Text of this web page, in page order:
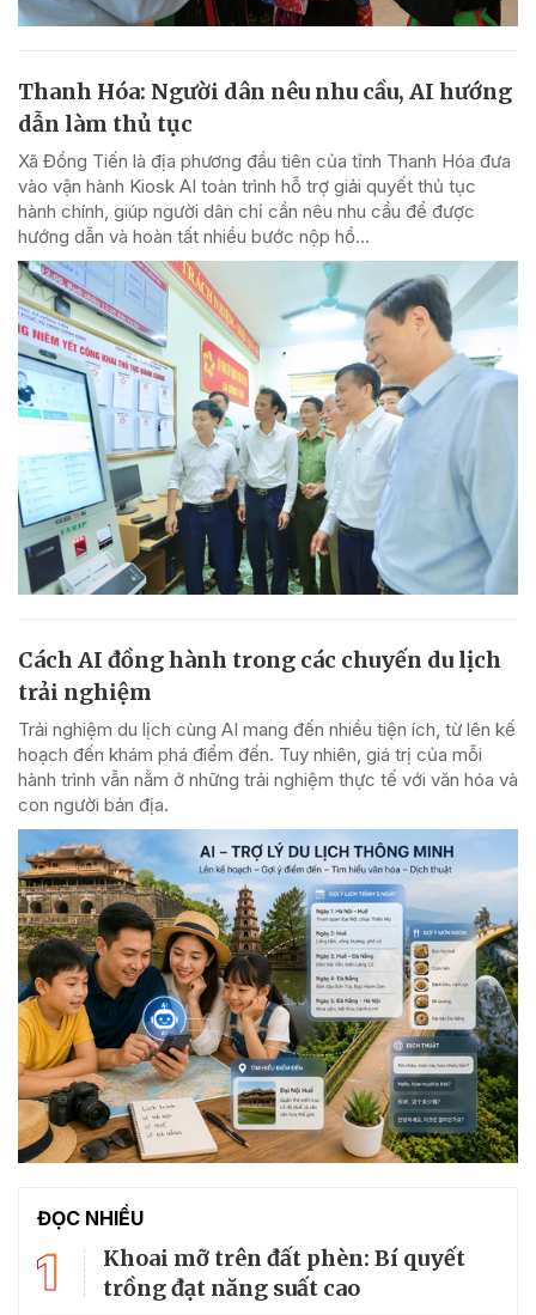
Thanh Hóa: Người dân nêu nhu cầu, AI hướng
dẫn làm thủ tục
Xã Đồng Tiến là địa phương đầu tiên của tỉnh Thanh Hóa đưa
vào vận hành Kiosk AI toàn trình hỗ trợ giải quyết thủ tục
hành chính, giúp người dân chỉ cần nêu nhu cầu để được
hướng dẫn và hoàn tất nhiều bước nộp hồ...
Cách AI đồng hành trong các chuyến du lịch
trải nghiệm
Trải nghiệm du lịch cùng AI mang đến nhiều tiện ích, từ lên kế
hoạch đến khám phá điểm đến. Tuy nhiên, giá trị của mỗi
hành trình vẫn nằm ở những trải nghiệm thực tế với văn hóa và
con người bản địa.
ĐỌC NHIỀU
1
Khoai mỡ trên đất phèn: Bí quyết
trồng đạt năng suất cao